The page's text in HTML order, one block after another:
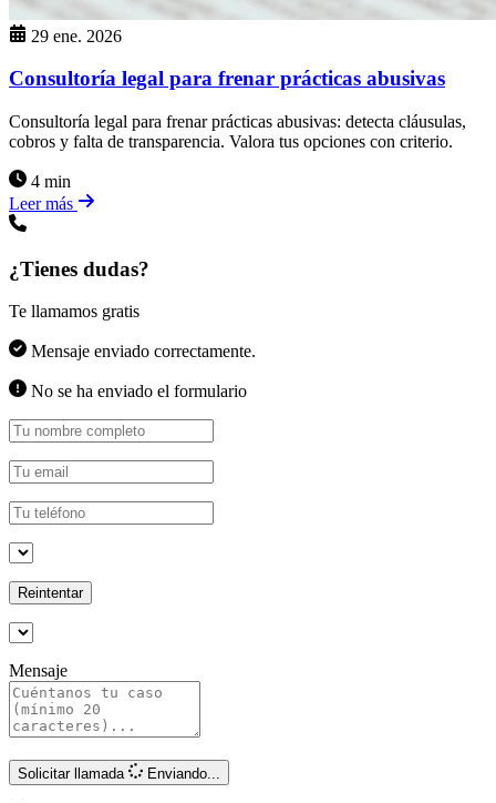
29 ene. 2026
Consultoría legal para frenar prácticas abusivas
Consultoría legal para frenar prácticas abusivas: detecta cláusulas,
cobros y falta de transparencia. Valora tus opciones con criterio.
4 min
Leer más
¿Tienes dudas?
Te llamamos gratis
Mensaje enviado correctamente.
No se ha enviado el formulario
Reintentar
Mensaje
Solicitar llamada Enviando...